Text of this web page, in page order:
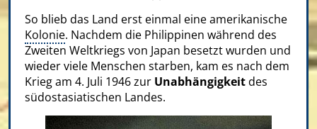
So blieb das Land erst einmal eine amerikanische
Kolonie. Nachdem die Philippinen während des
Zweiten Weltkriegs von Japan besetzt wurden und
wieder viele Menschen starben, kam es nach dem
Krieg am 4. Juli 1946 zur Unabhängigkeitdes
südostasiatischen Landes.